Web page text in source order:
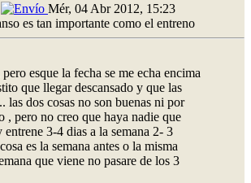
Mér, 04 Abr 2012, 15:23
es tan importante como el entreno
esque la fecha se me echa encima
que llegar descansado y que las
las dos cosas no son buenas ni por
, pero no creo que haya nadie que
3-4 dias a la semana 2- 3
es la semana antes o la misma
que viene no pasare de los 3